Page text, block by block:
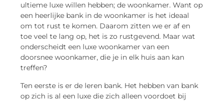
ultieme luxe willen hebben; de woonkamer. Want op
een heerlijke bank in de woonkamer is het ideaal
om tot rust te komen. Daarom zitten we er af en
toe veel te lang op, het is zo rustgevend. Maar wat
onderscheidt een luxe woonkamer van een
doorsnee woonkamer, die je in elk huis aan kan
treffen?
Ten eerste is er de leren bank. Het hebben van bank
op zich is al een luxe die zich alleen voordoet bij